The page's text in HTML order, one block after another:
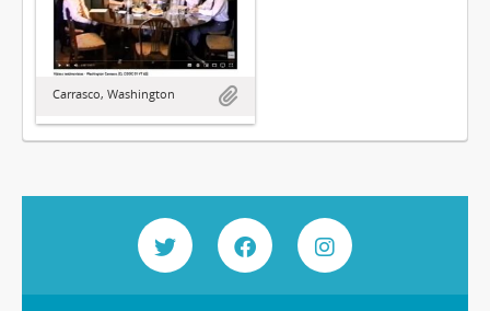
Carrasco, Washington